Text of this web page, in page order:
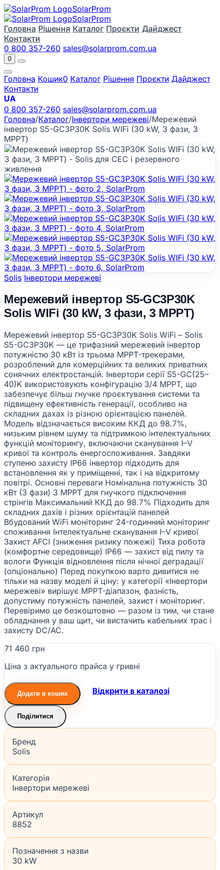
SolarProm
SolarProm
Головна Рішення Каталог Проєкти Дайджест
Контакти
0 800 357-260 sales@solarprom.com.ua
0
Головна Кошик0 Каталог Рішення Проєкти Дайджест
Контакти
UA
0 800 357-260 sales@solarprom.com.ua
Головна/Каталог/Інвертори мережеві/Мережевий
інвертор S5-GC3P30K Solis WIFi (30 kW, 3 фази, 3
МРРТ)
Solis Інвертори мережеві
Мережевий інвертор S5-GC3P30K
Solis WIFi (30 kW, 3 фази, 3 МРРТ)
Мережевий інвертор S5-GC3P30K Solis WiFi – Solis
S5-GC3P30K — це трифазний мережевий інвертор
потужністю 30 кВт із трьома MPPT-трекерами,
розроблений для комерційних та великих приватних
сонячних електростанцій. Інвертори серії S5-GC(25–
40)K використовують конфігурацію 3/4 MPPT, що
забезпечує більш гнучке проєктування системи та
підвищену ефективність генерації, особливо на
складних дахах із різною орієнтацією панелей.
Модель відзначається високим ККД до 98.7%,
низьким рівнем шуму та підтримкою інтелектуальних
функцій моніторингу, включаючи сканування I–V
кривої та контроль енергоспоживання. Завдяки
ступеню захисту IP66 інвертор підходить для
встановлення як у приміщенні, так і на відкритому
повітрі. Основні переваги Номінальна потужність 30
кВт (3 фази) 3 MPPT для гнучкого підключення
стрінгів Максимальний ККД до 98.7% Підходить для
складних дахів і різних орієнтацій панелей
Вбудований WiFi моніторинг 24-годинний моніторинг
споживання Інтелектуальне сканування I–V кривої
Захист AFCI (зниження ризику пожежі) Тиха робота
(комфортне середовище) IP66 — захист від пилу та
вологи Функція відновлення після нічної деградації
(опціонально) Перед покупкою варто дивитися не
тільки на назву моделі й ціну: у категорії «Інвертори
мережеві» вирішує MPPT-діапазон, фазність,
допустиму потужність панелей, захист і моніторинг.
Перевіримо це безкоштовно — разом із тим, чи стане
обладнання у ваш щит, чи вистачить кабельних трас і
захисту DC/AC.
71 460 грн
Ціна з актуального прайса у гривні
Додати в кошик Відкрити в каталозі
Поділитися
Бренд
Solis
Категорія
Інвертори мережеві
Артикул
8852
Позначення з назви
30 kW